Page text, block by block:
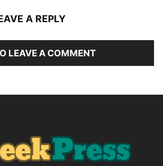
A REPLY
LEAVE A COMMENT